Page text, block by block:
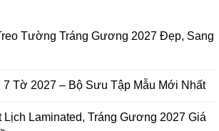
Tường Tráng Gương 2027 Đẹp, Sang
7 Tờ 2027 – Bộ Sưu Tập Mẫu Mới Nhất
Laminated, Tráng Gương 2027 Giá